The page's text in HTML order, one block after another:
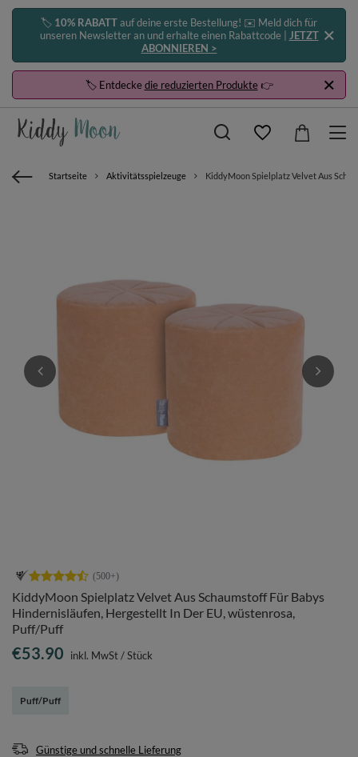
🏷️ 10% RABATTauf deine erste Bestellung! ✉️ Meld dich für
unseren Newsletter an und erhalte einen Rabattcode | JETZT
ABONNIEREN >
🏷️ Entdeckedie reduzierten Produkte👉
Startseite Aktivitätsspielzeuge KiddyMoon Spielplatz Velvet Aus
KiddyMoon Spielplatz Velvet Aus Schaumstoff Für Babys
Hindernisläufen, Hergestellt In Der EU, wüstenrosa,
Puff/Puff
Puff/Puff
€53.90 inkl. MwSt/Stück
Günstige und schnelle Lieferung